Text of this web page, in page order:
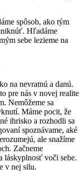
spôsob, ako tým
Hľadáme
sebe lezieme na
na nevratnú a danú.
pre nás v novej realite
Nemôžeme sa
Máme pocit, že
ihrisko a rozhodli sa
spoznávame, aké
ale snažíme
Začneme
láskyplnosť voči sebe.
v nej silu.